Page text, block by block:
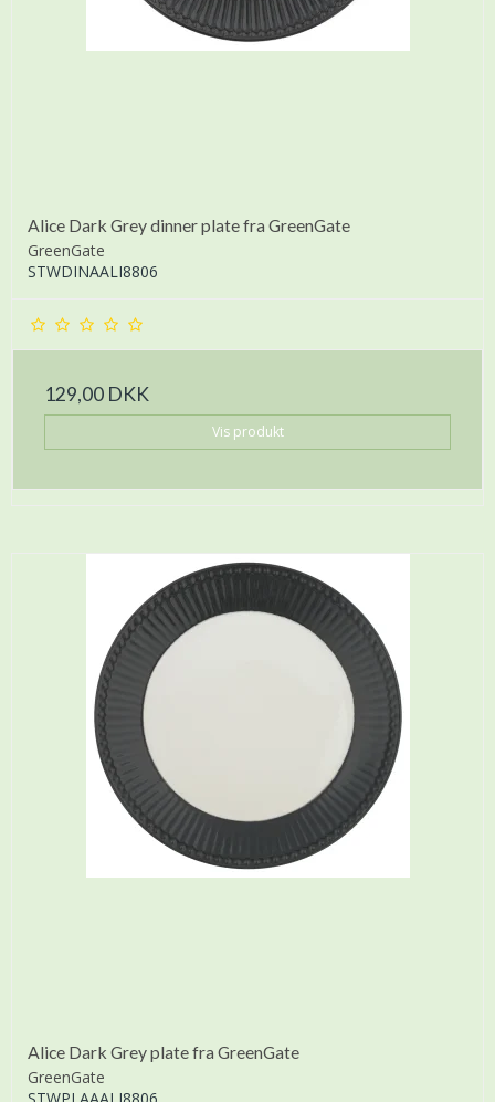
Alice Dark Grey dinner plate fra GreenGate
GreenGate
STWDINAALI8806
129,00 DKK
Vis produkt
Alice Dark Grey plate fra GreenGate
GreenGate